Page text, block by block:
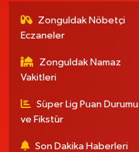
Zonguldak Nöbetçi
Eczaneler
Zonguldak Namaz
Vakitleri
Süper Lig Puan Durumu
ve Fikstür
Son Dakika Haberleri